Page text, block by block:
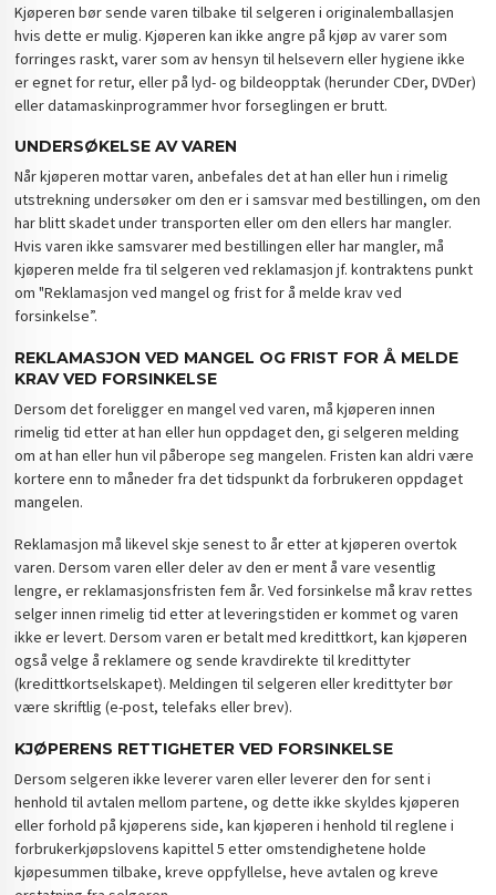
Kjøperen bør sende varen tilbake til selgeren i originalemballasjen
hvis dette er mulig. Kjøperen kan ikke angre på kjøp av varer som
forringes raskt, varer som av hensyn til helsevern eller hygiene ikke
er egnet for retur, eller på lyd- og bildeopptak (herunder CDer, DVDer)
eller datamaskinprogrammer hvor forseglingen er brutt.
UNDERSØKELSE AV VAREN
Når kjøperen mottar varen, anbefales det at han eller hun i rimelig
utstrekning undersøker om den er i samsvar med bestillingen, om den
har blitt skadet under transporten eller om den ellers har mangler.
Hvis varen ikke samsvarer med bestillingen eller har mangler, må
kjøperen melde fra til selgeren ved reklamasjon jf. kontraktens punkt
om "Reklamasjon ved mangel og frist for å melde krav ved
forsinkelse”.
REKLAMASJON VED MANGEL OG FRIST FOR Å MELDE
KRAV VED FORSINKELSE
Dersom det foreligger en mangel ved varen, må kjøperen innen
rimelig tid etter at han eller hun oppdaget den, gi selgeren melding
om at han eller hun vil påberope seg mangelen. Fristen kan aldri være
kortere enn to måneder fra det tidspunkt da forbrukeren oppdaget
mangelen.
Reklamasjon må likevel skje senest to år etter at kjøperen overtok
varen. Dersom varen eller deler av den er ment å vare vesentlig
lengre, er reklamasjonsfristen fem år. Ved forsinkelse må krav rettes
selger innen rimelig tid etter at leveringstiden er kommet og varen
ikke er levert. Dersom varen er betalt med kredittkort, kan kjøperen
også velge å reklamere og sende kravdirekte til kredittyter
(kredittkortselskapet). Meldingen til selgeren eller kredittyter bør
være skriftlig (e-post, telefaks eller brev).
KJØPERENS RETTIGHETER VED FORSINKELSE
Dersom selgeren ikke leverer varen eller leverer den for sent i
henhold til avtalen mellom partene, og dette ikke skyldes kjøperen
eller forhold på kjøperens side, kan kjøperen i henhold til reglene i
forbrukerkjøpslovens kapittel 5 etter omstendighetene holde
kjøpesummen tilbake, kreve oppfyllelse, heve avtalen og kreve